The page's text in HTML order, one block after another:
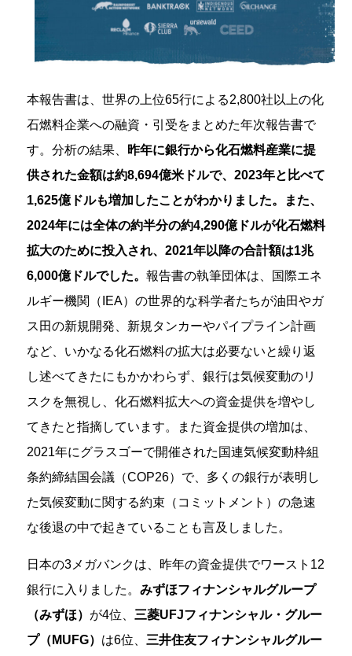
本報告書は、世界の上位65行による2,800社以上の化
石燃料企業への融資・引受をまとめた年次報告書で
す。分析の結果、
昨年に銀行から化石燃料産業に提
供された金額は約8,694億米ドルで、2023年と比べて
1,625億ドルも増加したことがわかりました。また、
2024年には全体の約半分の約4,290億ドルが化石燃料
拡大のために投入され、2021年以降の合計額は1兆
6,000億ドルでした。 報告書の執筆団体は、国際エネ
ルギー機関（IEA）の世界的な科学者たちが油田やガ
ス田の新規開発、新規タンカーやパイプライン計画
など、いかなる化石燃料の拡大は必要ないと繰り返
し述べてきたにもかかわらず、銀行は気候変動のリ
スクを無視し、化石燃料拡大への資金提供を増やし
てきたと指摘しています。また資金提供の増加は、
2021年にグラスゴーで開催された国連気候変動枠組
条約締結国会議（COP26）で、多くの銀行が表明し
た気候変動に関する約束（コミットメント）の急速
な後退の中で起きていることも言及しました。
日本の3メガバンクは、昨年の資金提供でワースト12
銀行に入りました。 みずほフィナンシャルグループ
（みずほ） が4位、 三菱UFJフィナンシャル・グルー
プ（MUFG） は6位、 三井住友フィナンシャルグルー